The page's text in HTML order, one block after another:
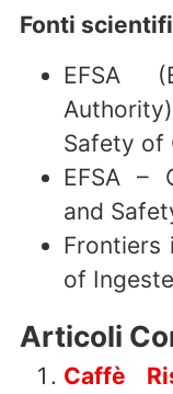
Fonti
EFSA
Safety of
EFSA –
and
Frontiers
of
Articoli
Caffè